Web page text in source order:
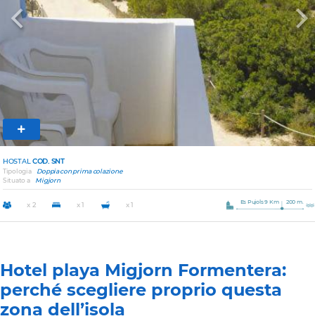
Previous
HOSTALCOD. SNT
Tipologia
Doppia con prima colazione
Situato a
Migjorn
x 2 x 1 x 1 Es Pujols 9 Km 200 m.
Hotel playa Migjorn Formentera:
perché scegliere proprio questa
zona dell’isola